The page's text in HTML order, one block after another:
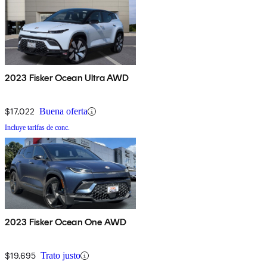
2023 Fisker Ocean Ultra AWD
$17,022 Buena oferta
Incluye tarifas de conc.
2023 Fisker Ocean One AWD
$19,695 Trato justo